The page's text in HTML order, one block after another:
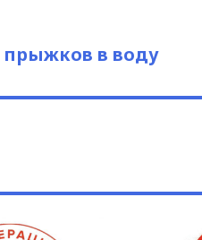
прыжков в воду